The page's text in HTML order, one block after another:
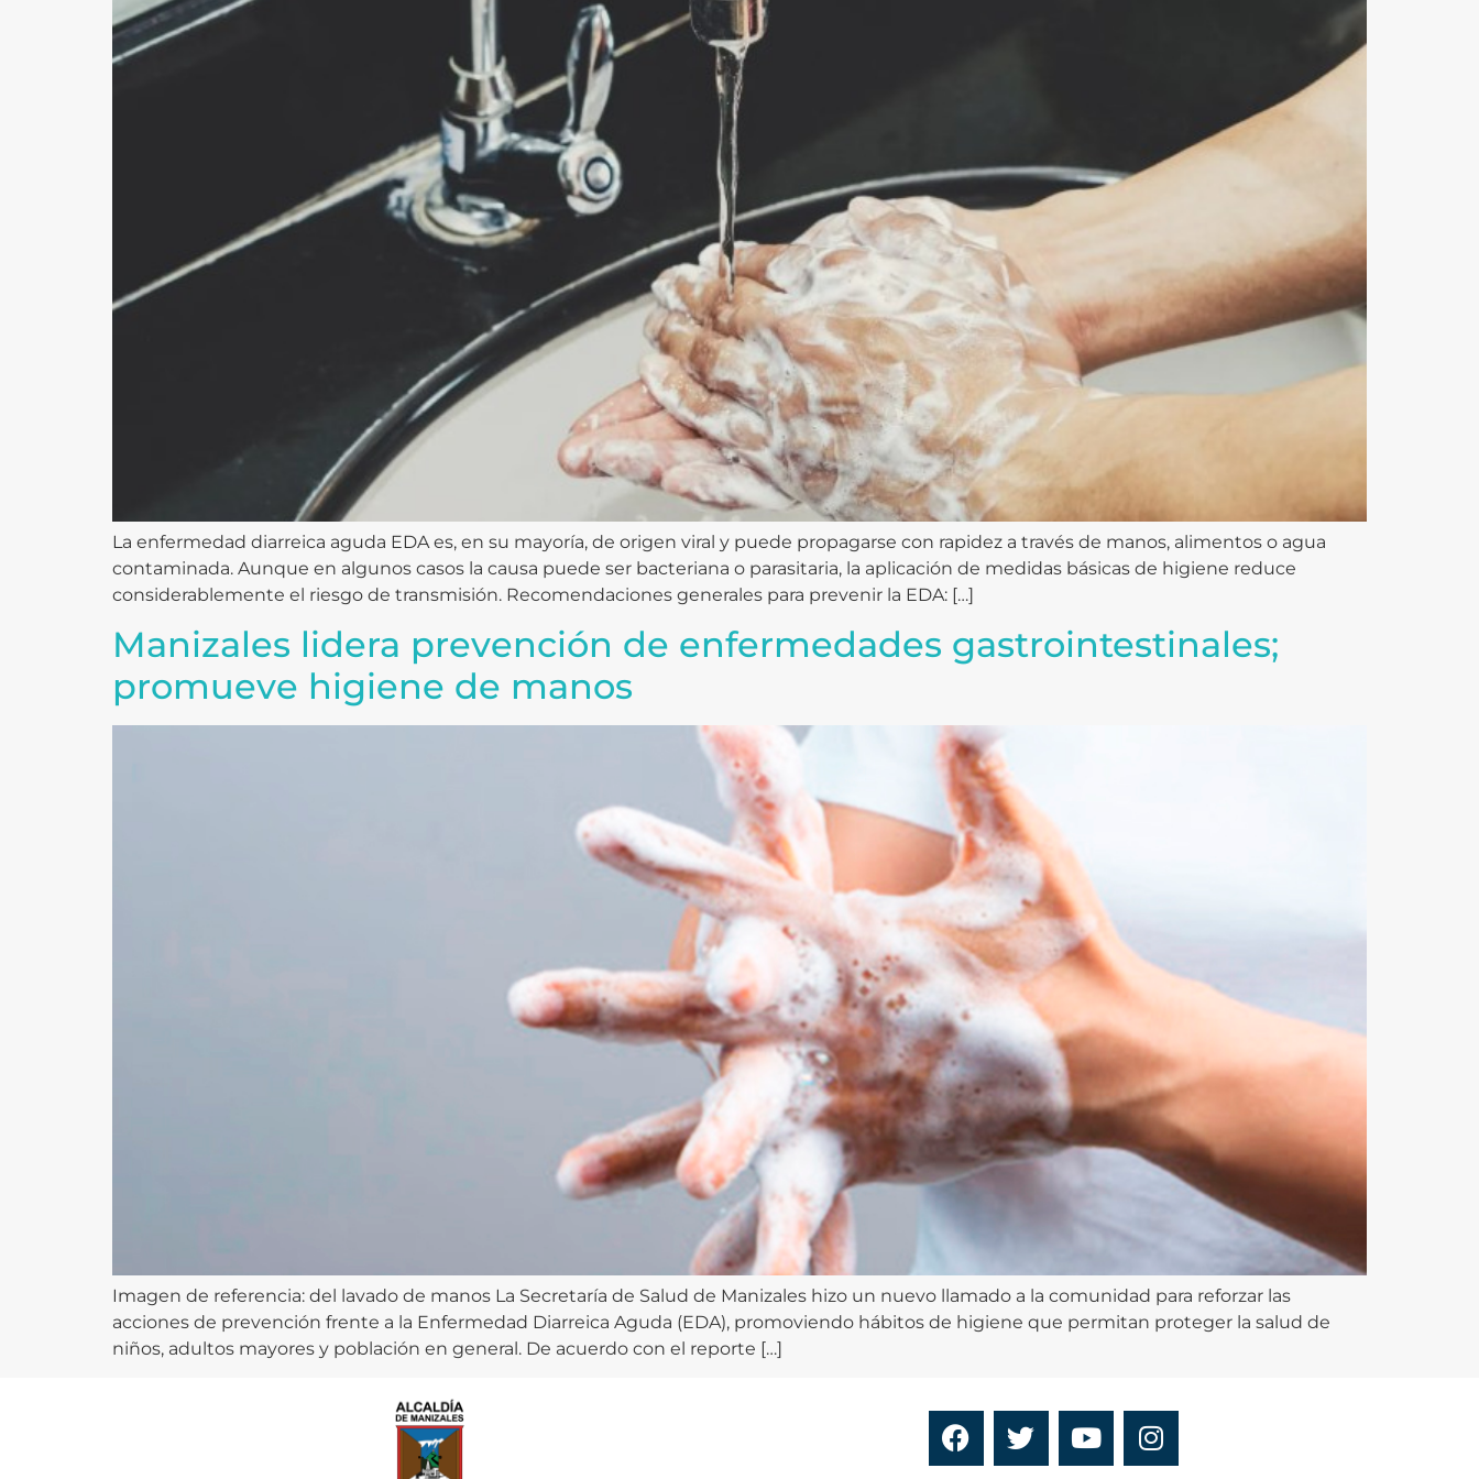
La enfermedad diarreica aguda EDA es, en su mayoría, de origen viral y puede propagarse con rapidez a través de manos, alimentos o agua
contaminada. Aunque en algunos casos la causa puede ser bacteriana o parasitaria, la aplicación de medidas básicas de higiene reduce
considerablemente el riesgo de transmisión. Recomendaciones generales para prevenir la EDA: […]
Manizales lidera prevención de enfermedades gastrointestinales;
promueve higiene de manos
Imagen de referencia: del lavado de manos La Secretaría de Salud de Manizales hizo un nuevo llamado a la comunidad para reforzar las
acciones de prevención frente a la Enfermedad Diarreica Aguda (EDA), promoviendo hábitos de higiene que permitan proteger la salud de
niños, adultos mayores y población en general. De acuerdo con el reporte […]